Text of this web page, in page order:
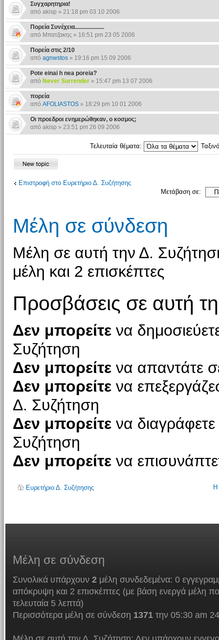
Συγχαρητηρια!
από akisp » 21:18 pm 03 10 2006
Πορεία Συνέχεια....................
από Μπατζακης » 16:51 pm 23 05 2006
Πορεία στις 2/10
από agnwstos» 19:16 pm 15 09 2006
Pote einai h nea poreia?
από Never Surrender» 15:47 pm 13 07 2006
πορεία
από AFOLIASTOS» 18:29 pm 10 01 2006
Οι προεδροι ενημερώθηκαν, ο κοσμος;
από akisp » 23:51 pm 26 09 2006
Τελευταία θέματα:
Επιστροφή στο Ευρετήριο Δ. Συζήτησης
Μετάβαση σε:
Μέλη σε σύνδεση
Μέλη σε αυτή την Δ.
μέλη και 2 επισκέπτες
Προσβάσεις σε αυτή
Δεν μπορείτενα
Συζήτηση
Δεν μπορείτενα απαντάτε
Δεν μπορείτενα
Δ. Συζήτηση
Δεν μπορείτενα διαγράφετε
Συζήτηση
Δεν μπορείτενα
Ευρετήριο Δ. Συζήτησης Η
Μέλη σε σύνδεση
Συνολικά υπάρχουν 2μέλη συνδεδεμένα: 0
απόκρυψη και 2 επισκέπτες (με βάση ενεργά μέλη
τελευταία 5 λεπτά)
Περισσότερα μέλη σε σύνδεση 1371την 05:30 am